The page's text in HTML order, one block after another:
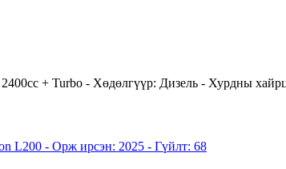
+ Turbo - Хөдөлгүүр: Дизель - Хурдны